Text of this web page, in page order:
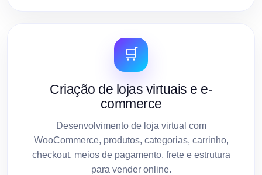
🛒
Criação de lojas virtuais e e-
commerce
Desenvolvimento de loja virtual com
WooCommerce, produtos, categorias, carrinho,
checkout, meios de pagamento, frete e estrutura
para vender online.